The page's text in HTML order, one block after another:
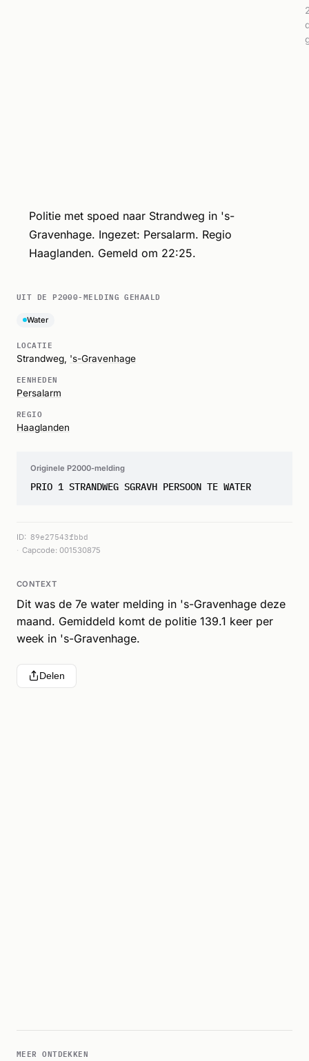
Politie met spoed naar Strandweg in 's-
Gravenhage. Ingezet: Persalarm. Regio
Haaglanden. Gemeld om 22:25.
UIT DE P2000-MELDING GEHAALD
Water
LOCATIE
Strandweg, 's-Gravenhage
EENHEDEN
Persalarm
REGIO
Haaglanden
Originele P2000-melding
PRIO 1 STRANDWEG SGRAVH PERSOON TE WATER
ID: 89e27543fbbd
Capcode: 001530875
CONTEXT
Dit was de 7e water melding in 's-Gravenhage deze
maand. Gemiddeld komt de politie 139.1 keer per
week in 's-Gravenhage.
Delen
MEER ONTDEKKEN